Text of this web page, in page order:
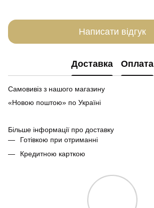
Написати відгук
Доставка Оплата
Самовивіз з нашого магазину
«Новою поштою» по Україні
Більше інформації про доставку
Готівкою при отриманні
Кредитною карткою